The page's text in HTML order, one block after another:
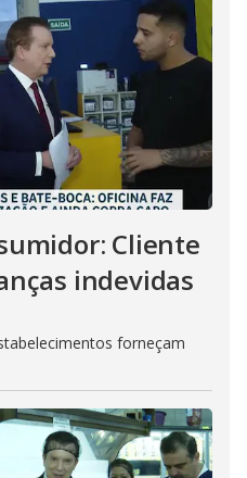
Cliente
indevidas
forneçam